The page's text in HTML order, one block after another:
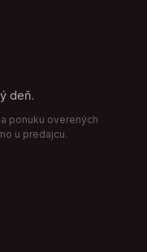
deň.
ponuku overených
u predajcu.